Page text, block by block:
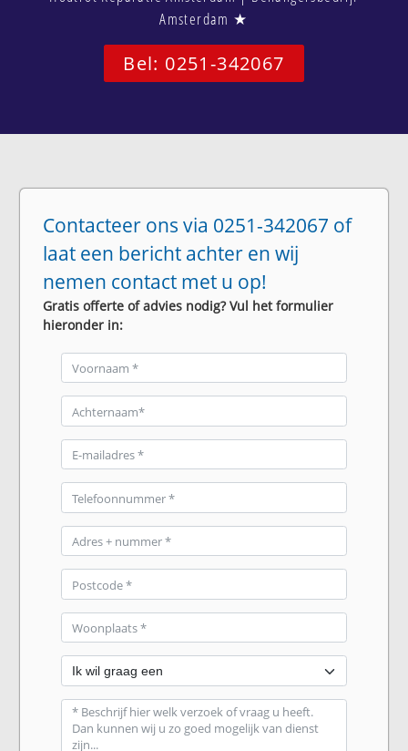
Amsterdam ★
Bel: 0251-342067
Contacteer ons via 0251-342067 of
laat een bericht achter en wij
nemen contact met u op!
Gratis offerte of advies nodig? Vul het formulier
hieronder in: